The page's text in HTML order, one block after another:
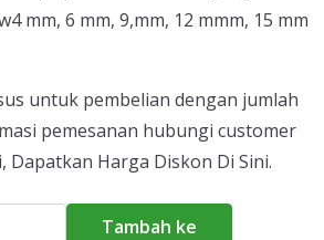
mm, 6 mm, 9,mm, 12 mmm, 15 mm
untuk pembelian dengan jumlah
pemesanan hubungi customer
Dapatkan Harga Diskon Di Sini.
Tambah ke